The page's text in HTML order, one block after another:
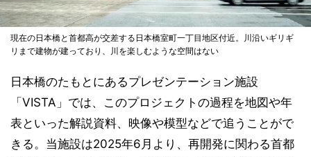
現在の日本橋と首都高が交差する日本橋室町一丁目地区付近。川沿いギリギ
リまで建物が建っており、川を楽しむような空間はない
日本橋のたもとにあるプレゼンテーション施設
「VISTA」では、このプロジェクトの過程を地図や年
表といった解説資料、映像や模型などで追うことがで
きる。当施設は2025年6月より、再開発に関わる首都